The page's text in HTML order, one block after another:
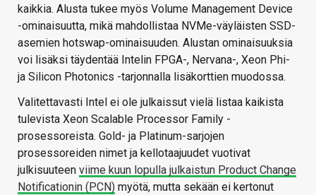
kaikkia. Alusta tukee myös Volume Management Device
-ominaisuutta, mikä mahdollistaa NVMe-väyläisten SSD-
asemien hotswap-ominaisuuden. Alustan ominaisuuksia
voi lisäksi täydentää Intelin FPGA-, Nervana-, Xeon Phi-
ja Silicon Photonics -tarjonnalla lisäkorttien muodossa.
Valitettavasti Intel ei ole julkaissut vielä listaa kaikista
tulevista Xeon Scalable Processor Family -
prosessoreista. Gold- ja Platinum-sarjojen
prosessoreiden nimet ja kellotaajuudet vuotivat
julkisuuteen viime kuun lopulla julkaistun Product Change
Notificationin (PCN) myötä, mutta sekään ei kertonut